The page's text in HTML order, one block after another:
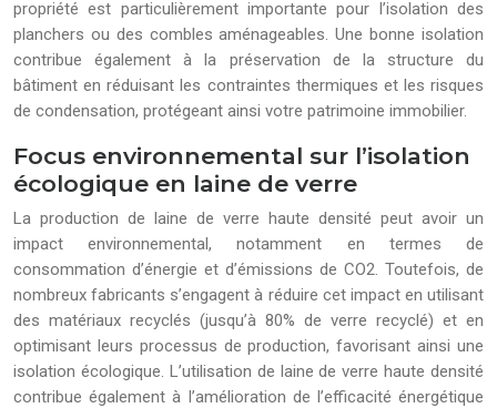
propriété est particulièrement importante pour l’isolation des
planchers ou des combles aménageables. Une bonne isolation
contribue également à la préservation de la structure du
bâtiment en réduisant les contraintes thermiques et les risques
de condensation, protégeant ainsi votre patrimoine immobilier.
Focus environnemental sur l’isolation
écologique en laine de verre
La production de laine de verre haute densité peut avoir un
impact environnemental, notamment en termes de
consommation d’énergie et d’émissions de CO2. Toutefois, de
nombreux fabricants s’engagent à réduire cet impact en utilisant
des matériaux recyclés (jusqu’à 80% de verre recyclé) et en
optimisant leurs processus de production, favorisant ainsi une
isolation écologique. L’utilisation de laine de verre haute densité
contribue également à l’amélioration de l’efficacité énergétique